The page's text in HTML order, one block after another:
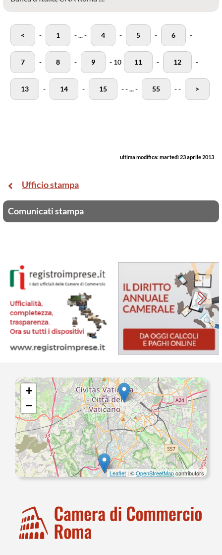
< - 1 -...- 4 - 5 - 6 -
7 - 8 - 9 - 10 11 - 12 -
13 - 14 - 15 --...- 55 -- >
ultima modifica:martedì 23 aprile 2013
Ufficio stampa
Comunicati stampa
+
−
Leaflet | ©OpenStreetMapcontributors